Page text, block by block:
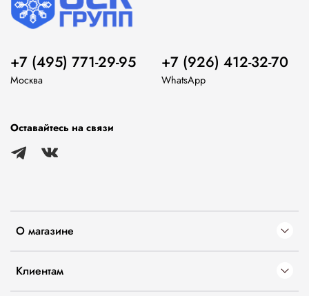
О магазине
Клиентам
+7 (495) 771-29-95
Москва
+7 (926) 412-32-70
WhatsApp
Оставайтесь на связи